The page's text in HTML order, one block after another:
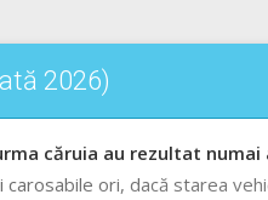
2026)
căruia au rezultat
ori, dacă starea